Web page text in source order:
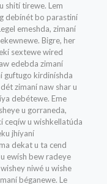
shití tirewe. Lem
debínét bo parastiní
emeshda, zimaní
Bigre, her
sextewe wired
edebda zimaní
guftugo kirdiníshda
zimaní naw shar u
debétewe. Eme
u gorraneda,
ceqíw u wishkellatúda
jhíyaní
dekat u ta cend
ewísh bew radeye
niwé u wishe
béganewe. Le